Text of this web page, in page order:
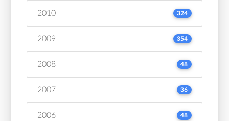
2010 324
2009 354
2008 48
2007 36
2006 48